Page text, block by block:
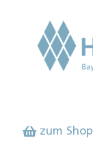
zum Shop